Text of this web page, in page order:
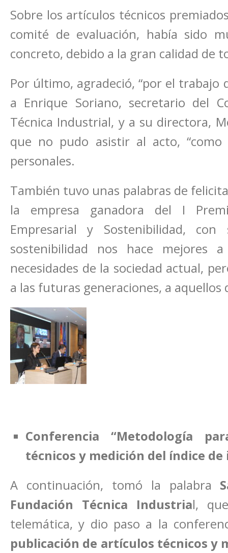
Sobre los artículos técnicos
comité de evaluación, había sido
concreto, debido a la gran calidad de
Por último, agradeció, “por el trabajo
a Enrique Soriano, secretario del
Técnica Industrial, y a su directora,
que no pudo asistir al acto,
personales.
También tuvo unas palabras de
la empresa ganadora del I
Empresarial y Sostenibilidad,
sostenibilidad nos hace mejores
necesidades de la sociedad actual,
a las futuras generaciones, a aquellos
Conferencia “Metodología
técnicos y medición del índice de
A continuación, tomó la palabra
Fundación Técnica Industrial,
telemática, y dio paso a la
publicación de artículos técnicos y